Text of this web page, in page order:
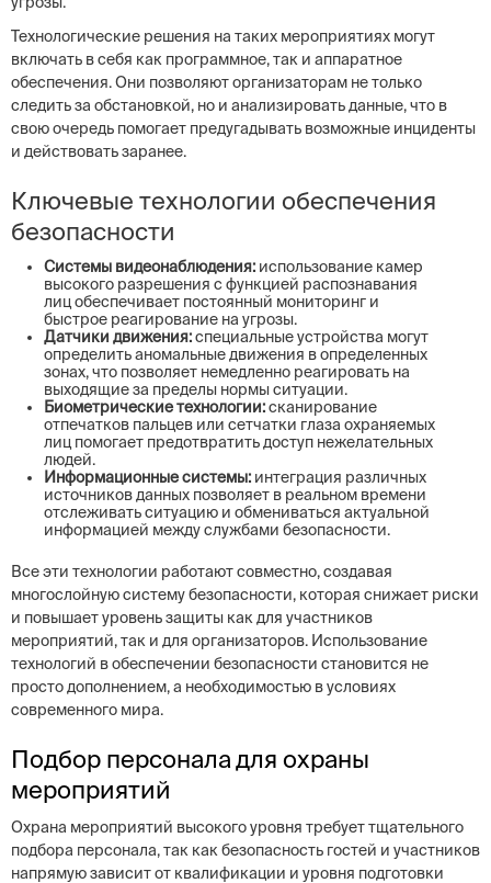
Технологические решения на таких мероприятиях могут
включать в себя как программное, так и аппаратное
обеспечения. Они позволяют организаторам не только
следить за обстановкой, но и анализировать данные, что в
свою очередь помогает предугадывать возможные инциденты
и действовать заранее.
Ключевые технологии обеспечения
безопасности
Системы видеонаблюдения: использование камер
высокого разрешения с функцией распознавания
лиц обеспечивает постоянный мониторинг и
быстрое реагирование на угрозы.
Датчики движения:специальные устройства могут
определить аномальные движения в определенных
зонах, что позволяет немедленно реагировать на
выходящие за пределы нормы ситуации.
Биометрические технологии:сканирование
отпечатков пальцев или сетчатки глаза охраняемых
лиц помогает предотвратить доступ нежелательных
людей.
Информационные системы: интеграция различных
источников данных позволяет в реальном времени
отслеживать ситуацию и обмениваться актуальной
информацией между службами безопасности.
Все эти технологии работают совместно, создавая
многослойную систему безопасности, которая снижает риски
и повышает уровень защиты как для участников
мероприятий, так и для организаторов. Использование
технологий в обеспечении безопасности становится не
просто дополнением, а необходимостью в условиях
современного мира.
Подбор персонала для охраны
мероприятий
Охрана мероприятий высокого уровня требует тщательного
подбора персонала, так как безопасность гостей и участников
напрямую зависит от квалификации и уровня подготовки